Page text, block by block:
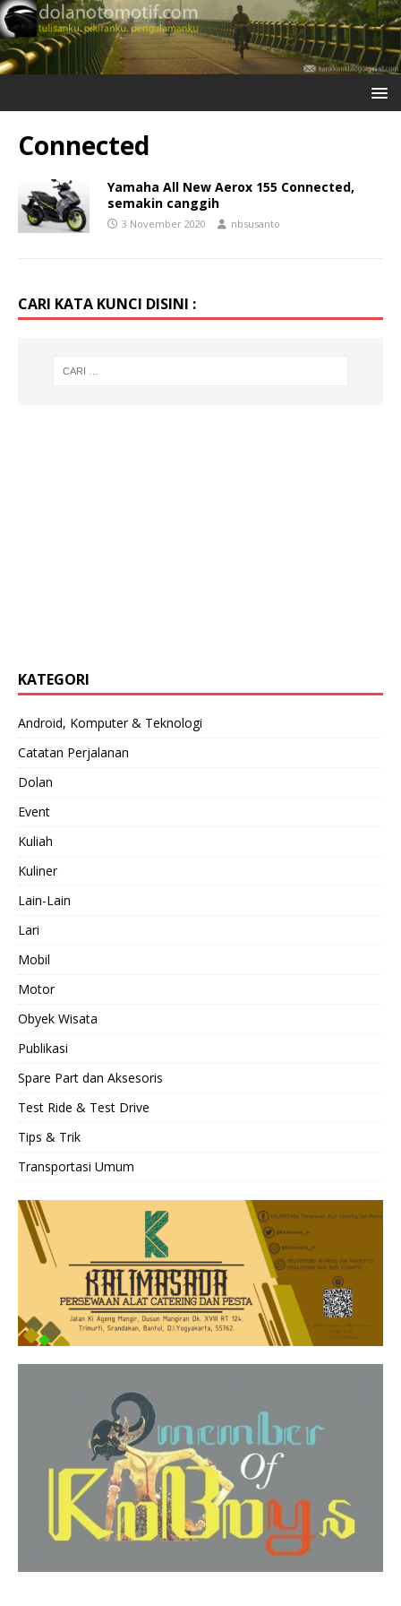
Connected
Yamaha All New Aerox 155 Connected,
semakin canggih
3 November 2020 nbsusanto
CARI KATA KUNCI DISINI :
KATEGORI
Android, Komputer & Teknologi
Catatan Perjalanan
Dolan
Event
Kuliah
Kuliner
Lain-Lain
Lari
Mobil
Motor
Obyek Wisata
Publikasi
Spare Part dan Aksesoris
Test Ride & Test Drive
Tips & Trik
Transportasi Umum